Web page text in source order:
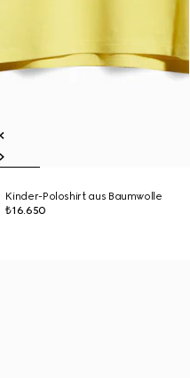
Kinder-Poloshirt aus Baumwolle
₺16.650